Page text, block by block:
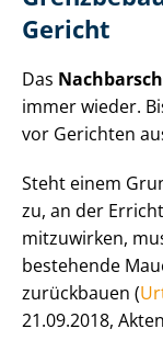
Gericht
Das
immer wieder.
vor Gerichten
Steht einem
zu, an der
mitzuwirken,
bestehende
zurückbauen (
21.09.2018,